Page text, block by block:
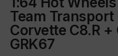
Team
Corvette C8.R +
GRK67